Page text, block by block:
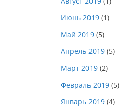
Июнь 2019 (1)
Май 2019 (5)
Апрель 2019 (5)
Март 2019 (2)
Февраль 2019 (5)
Январь 2019 (4)